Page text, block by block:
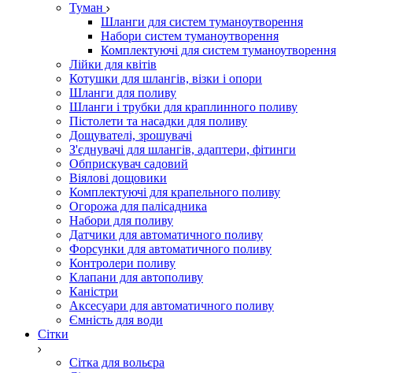
Туман
Шланги для систем туманоутворення
Набори систем туманоутворення
Комплектуючі для систем туманоутворення
Лійки для квітів
Котушки для шлангів, візки і опори
Шланги для поливу
Шланги і трубки для краплинного поливу
Пістолети та насадки для поливу
Дощувателі, зрошувачі
З'єднувачі для шлангів, адаптери, фітинги
Обприскувач садовий
Віялові дощовики
Комплектуючі для крапельного поливу
Огорожа для палісадника
Набори для поливу
Датчики для автоматичного поливу
Форсунки для автоматичного поливу
Контролери поливу
Клапани для автополиву
Каністри
Аксесуари для автоматичного поливу
Ємність для води
Сітки
Сітка для вольєра